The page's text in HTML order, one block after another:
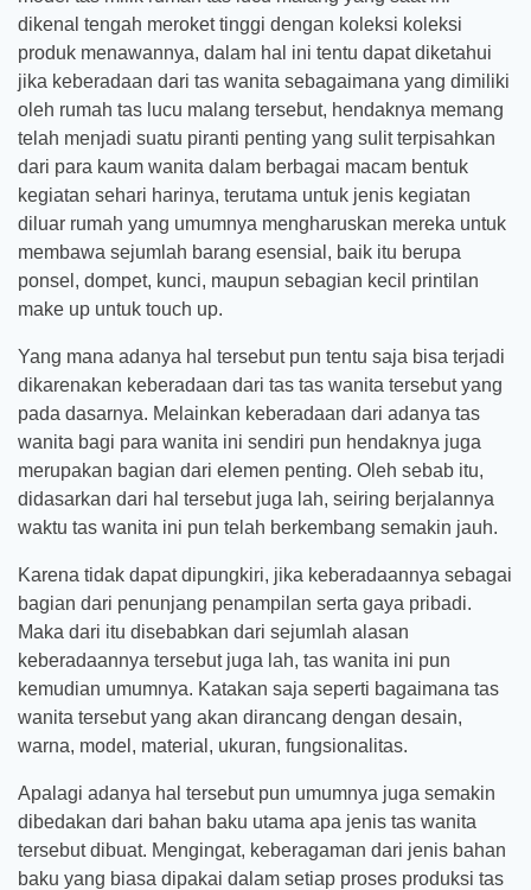
dikenal tengah meroket tinggi dengan koleksi koleksi
produk menawannya, dalam hal ini tentu dapat diketahui
jika keberadaan dari tas wanita sebagaimana yang dimiliki
oleh rumah tas lucu malang tersebut, hendaknya memang
telah menjadi suatu piranti penting yang sulit terpisahkan
dari para kaum wanita dalam berbagai macam bentuk
kegiatan sehari harinya, terutama untuk jenis kegiatan
diluar rumah yang umumnya mengharuskan mereka untuk
membawa sejumlah barang esensial, baik itu berupa
ponsel, dompet, kunci, maupun sebagian kecil printilan
make up untuk touch up.
Yang mana adanya hal tersebut pun tentu saja bisa terjadi
dikarenakan keberadaan dari tas tas wanita tersebut yang
pada dasarnya. Melainkan keberadaan dari adanya tas
wanita bagi para wanita ini sendiri pun hendaknya juga
merupakan bagian dari elemen penting. Oleh sebab itu,
didasarkan dari hal tersebut juga lah, seiring berjalannya
waktu tas wanita ini pun telah berkembang semakin jauh.
Karena tidak dapat dipungkiri, jika keberadaannya sebagai
bagian dari penunjang penampilan serta gaya pribadi.
Maka dari itu disebabkan dari sejumlah alasan
keberadaannya tersebut juga lah, tas wanita ini pun
kemudian umumnya. Katakan saja seperti bagaimana tas
wanita tersebut yang akan dirancang dengan desain,
warna, model, material, ukuran, fungsionalitas.
Apalagi adanya hal tersebut pun umumnya juga semakin
dibedakan dari bahan baku utama apa jenis tas wanita
tersebut dibuat. Mengingat, keberagaman dari jenis bahan
baku yang biasa dipakai dalam setiap proses produksi tas